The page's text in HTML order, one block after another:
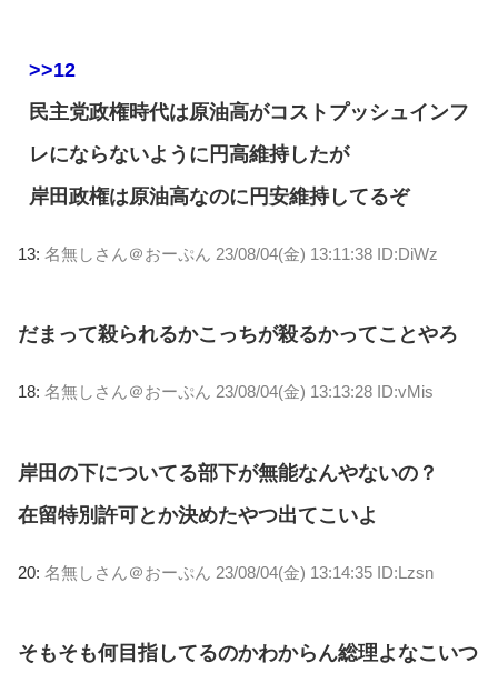
>>12
民主党政権時代は原油高がコストプッシュインフ
レにならないように円高維持したが
岸田政権は原油高なのに円安維持してるぞ
13: 名無しさん＠おーぷん 23/08/04(金) 13:11:38 ID:DiWz
だまって殺られるかこっちが殺るかってことやろ
18: 名無しさん＠おーぷん 23/08/04(金) 13:13:28 ID:vMis
岸田の下についてる部下が無能なんやないの？
在留特別許可とか決めたやつ出てこいよ
20: 名無しさん＠おーぷん 23/08/04(金) 13:14:35 ID:Lzsn
そもそも何目指してるのかわからん総理よなこいつ